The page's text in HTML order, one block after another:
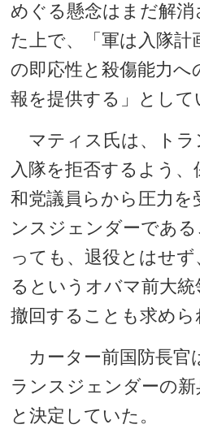
めぐる懸念はまだ解
た上で、「軍は入隊計
の即応性と殺傷能力へ
報を提供する」として
マティス氏は、トラ
入隊を拒否するよう、
和党議員らから圧力を
ンスジェンダーであ
っても、退役とはせ
るというオバマ前大
撤回することも求めら
カーター前国防長官
ランスジェンダーの
と決定していた。